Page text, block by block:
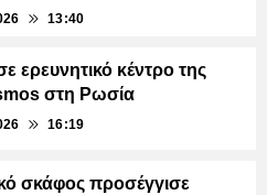
13:40
ερευνητικό κέντρο της
στη Ρωσία
16:19
σκάφος προσέγγισε